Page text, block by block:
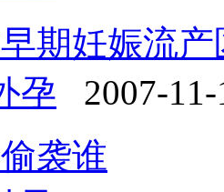
期妊娠流产
孕
2007-
袭谁